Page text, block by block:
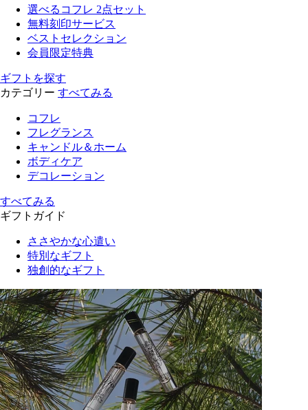
選べるコフレ 2点セット
無料刻印サービス
ベストセレクション
会員限定特典
ギフトを探す
カテゴリー すべてみる
コフレ
フレグランス
キャンドル＆ホーム
ボディケア
デコレーション
すべてみる
ギフトガイド
ささやかな心遣い
特別なギフト
独創的なギフト